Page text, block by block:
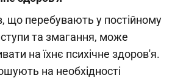
що перебувають у постійному
та змагання, може
на їхнє психічне здоров'я.
на необхідності